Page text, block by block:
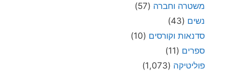
משטרה וחברה (57)
נשים (43)
סדנאות וקורסים (10)
ספרים (11)
פוליטיקה (1,073)